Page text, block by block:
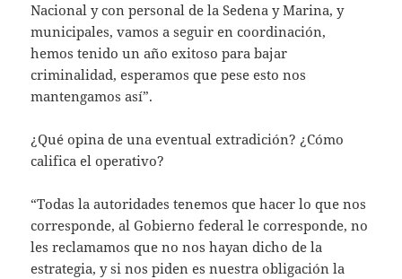
Nacional y con personal de la Sedena y Marina, y
municipales, vamos a seguir en coordinación,
hemos tenido un año exitoso para bajar
criminalidad, esperamos que pese esto nos
mantengamos así”.
¿Qué opina de una eventual extradición? ¿Cómo
califica el operativo?
“Todas la autoridades tenemos que hacer lo que nos
corresponde, al Gobierno federal le corresponde, no
les reclamamos que no nos hayan dicho de la
estrategia, y si nos piden es nuestra obligación la